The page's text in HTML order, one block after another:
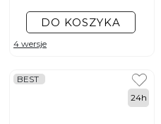
DO KOSZYKA
4 wersje
BEST
24h